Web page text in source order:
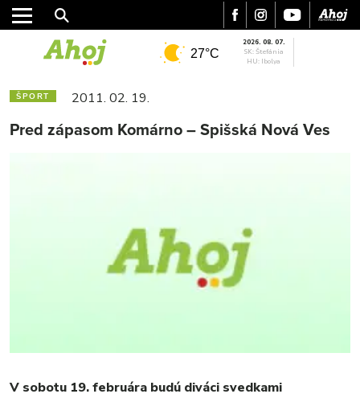
MESTO
27°C
2026. 08. 07.
SK: Štefánia
HU: Ibolya
ŠPORT 2011. 02. 19.
Pred zápasom Komárno – Spišská Nová Ves
V sobotu 19. februára budú diváci svedkami